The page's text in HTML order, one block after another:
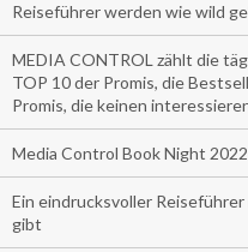
Reiseführer werden wie wild
MEDIA CONTROL zählt die
TOP 10 der Promis, die
Promis, die keinen
Media Control Book Night 2022
Ein eindrucksvoller
gibt